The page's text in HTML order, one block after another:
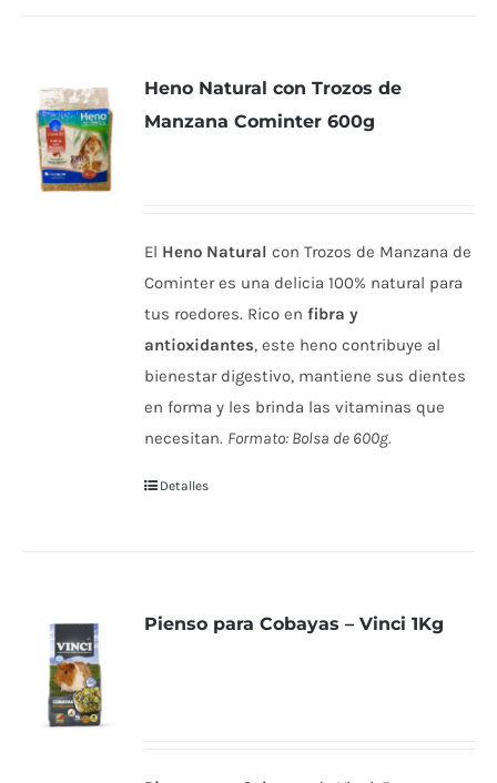
Heno Natural con Trozos de
Manzana Cominter 600g
El Heno Natural con Trozos de Manzana de
Cominter es una delicia 100% natural para
tus roedores. Rico enfibra y
antioxidantes, este heno contribuye al
bienestar digestivo, mantiene sus dientes
en forma y les brinda las vitaminas que
necesitan. Formato: Bolsa de 600g.
Detalles
Pienso para Cobayas – Vinci 1Kg